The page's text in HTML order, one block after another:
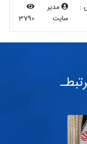
:
مدیر
سایت
3790